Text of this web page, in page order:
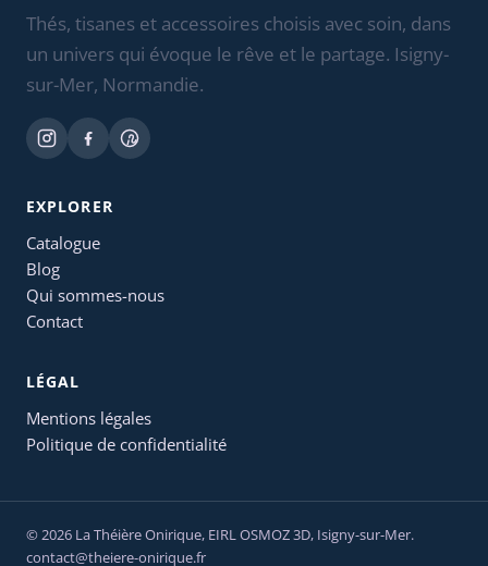
Thés, tisanes et accessoires choisis avec soin, dans
un univers qui évoque le rêve et le partage. Isigny-
sur-Mer, Normandie.
EXPLORER
Catalogue
Blog
Qui sommes-nous
Contact
LÉGAL
Mentions légales
Politique de confidentialité
© 2026 La Théière Onirique, EIRL OSMOZ 3D, Isigny-sur-Mer.
contact@theiere-onirique.fr